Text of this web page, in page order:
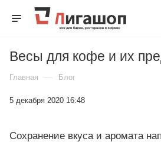
Весы для кофе и их
Главная — Блог
5 декабря 2020 16:48
Сохранение вкуса и аромата